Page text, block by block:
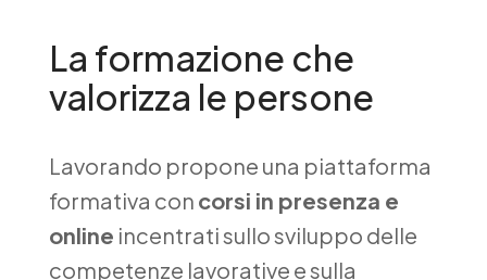
La formazione che
valorizza le persone
Lavorando propone una piattaforma
formativa con corsi in presenza e
online incentrati sullo sviluppo delle
competenze lavorative e sulla